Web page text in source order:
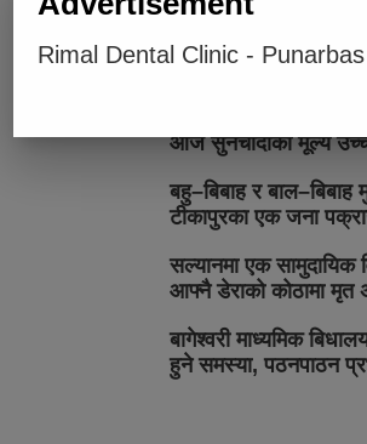
चार प्रादेशिक
स्वास्थ्य विज्ञान
आज सुनचाँदीको मूल्य उच्च
बहु–बिबाह र बाल–बिबाह
टीकापुरका एक जना
सल्यानमा एक सामुदायिक
आफ्नै डेराको कोठामा मृत
बागेश्वरी माध्यमिक
हुने समस्या, पठनपाठन
Rimal Dental Clinic -